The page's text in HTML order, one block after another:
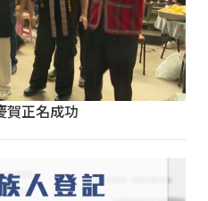
賀正名成功